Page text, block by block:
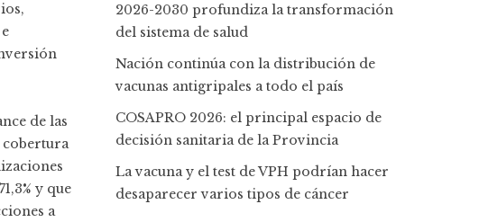
de las
cobertura
y que
a
2026-2030 profundiza la transformación
del sistema de salud
Nación continúa con la distribución de
vacunas antigripales a todo el país
COSAPRO 2026: el principal espacio de
decisión sanitaria de la Provincia
La vacuna y el test de VPH podrían hacer
desaparecer varios tipos de cáncer